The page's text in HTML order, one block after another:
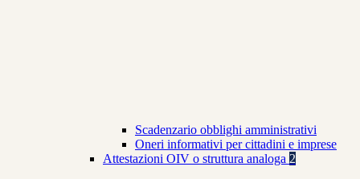
Scadenzario obblighi amministrativi
Oneri informativi per cittadini e imprese
Attestazioni OIV o struttura analoga 2